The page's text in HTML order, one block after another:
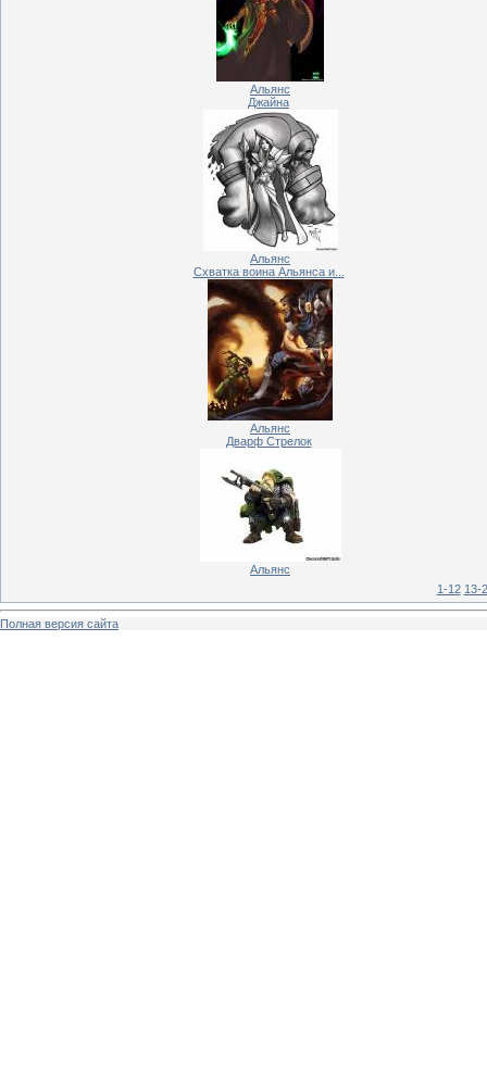
Альянс
Джайна
Альянс
Схватка воина Альянса и...
Альянс
Дварф Стрелок
Альянс
1-12 13-
Полная версия сайта